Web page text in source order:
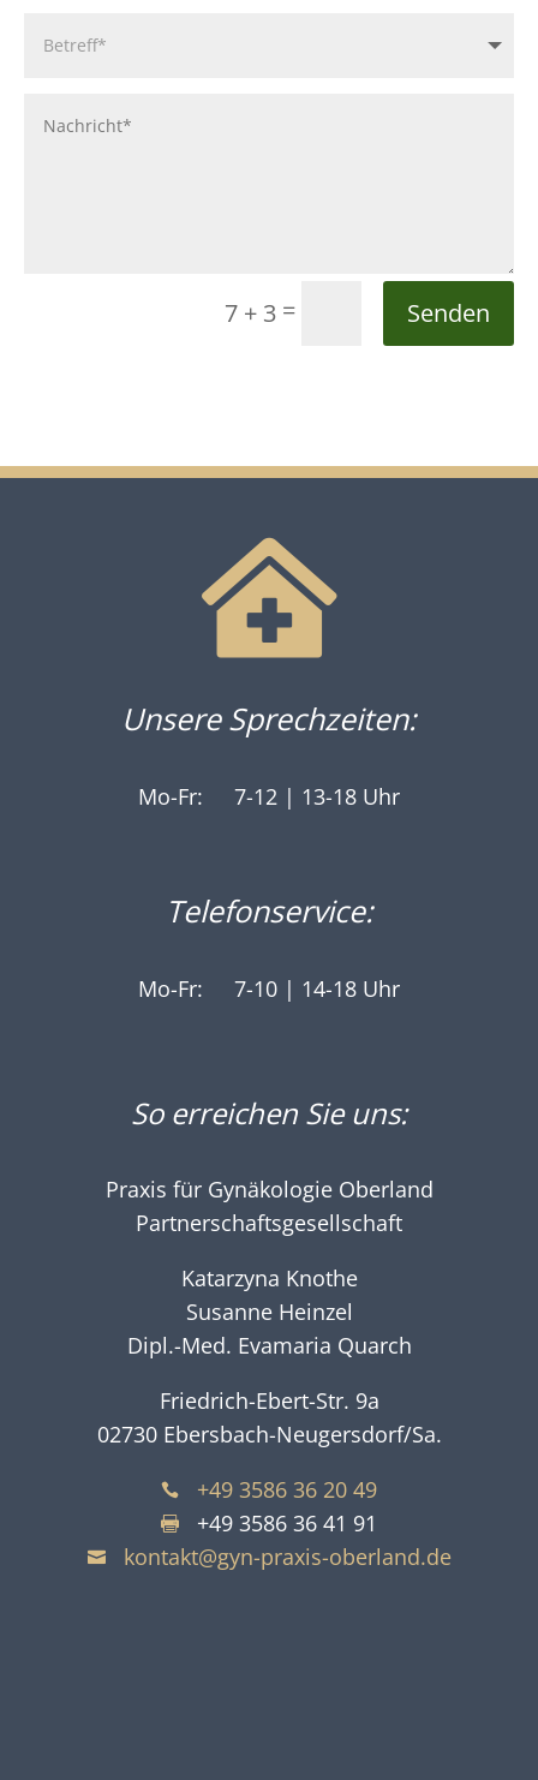
7 + 3 = Senden

Unsere Sprechzeiten:
Mo-Fr: 7-12 | 13-18 Uhr
Telefonservice:
Mo-Fr: 7-10 | 14-18 Uhr
So erreichen Sie uns:
Praxis für Gynäkologie Oberland
Partnerschaftsgesellschaft
Katarzyna Knothe
Susanne Heinzel
Dipl.-Med. Evamaria Quarch
Friedrich-Ebert-Str. 9a
02730 Ebersbach-Neugersdorf/Sa.
 +49 3586 36 20 49
 +49 3586 36 41 91
 kontakt@gyn-praxis-oberland.de